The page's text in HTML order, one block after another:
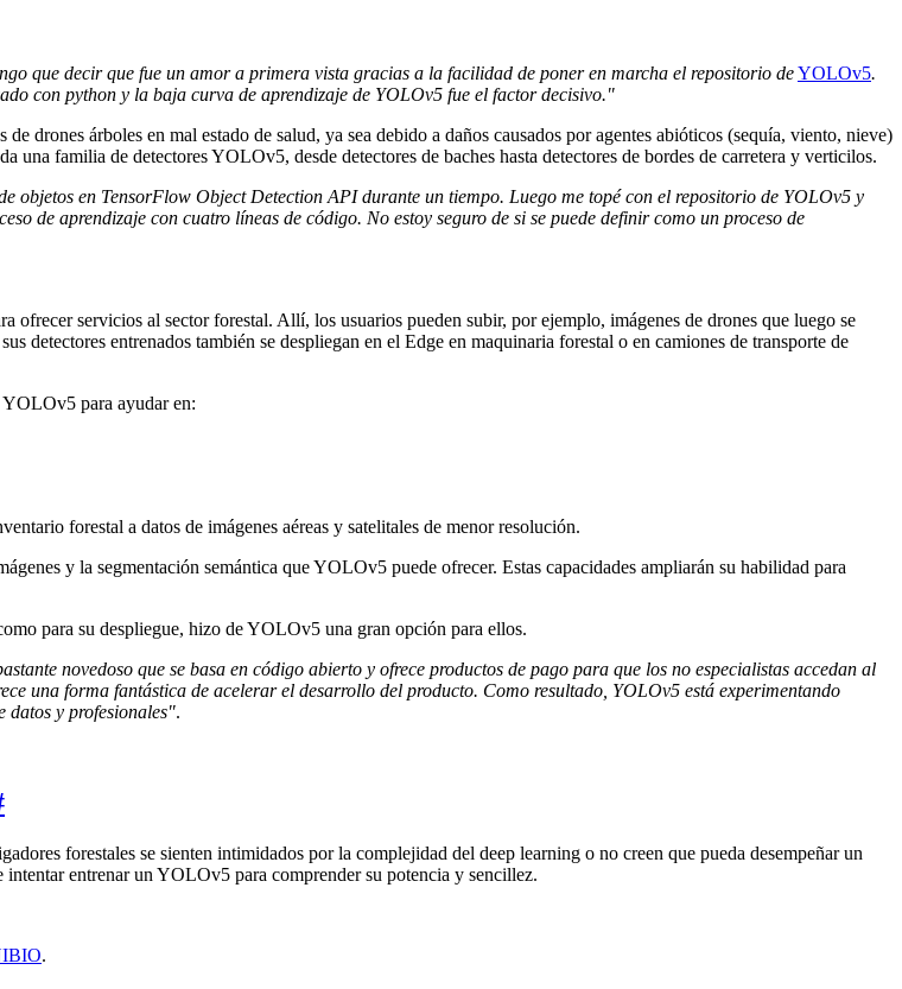
que decir que fue un amor a primera vista gracias a la facilidad de poner en marcha el repositorio deYOLOv5.
con python y la baja curva de aprendizaje de YOLOv5 fue el factor decisivo."
drones árboles en mal estado de salud, ya sea debido a daños causados por agentes abióticos (sequía, viento, nieve)
una familia de detectores YOLOv5, desde detectores de baches hasta detectores de bordes de carretera y verticilos.
objetos en TensorFlow Object Detection API durante un tiempo. Luego me topé con el repositorio de YOLOv5 y
de aprendizaje con cuatro líneas de código. No estoy seguro de si se puede definir como un proceso de
ofrecer servicios al sector forestal. Allí, los usuarios pueden subir, por ejemplo, imágenes de drones que luego se
entrenados también se despliegan en el Edge en maquinaria forestal o en camiones de transporte de
YOLOv5 para ayudar en:
forestal a datos de imágenes aéreas y satelitales de menor resolución.
y la segmentación semántica que YOLOv5 puede ofrecer. Estas capacidades ampliarán su habilidad para
para su despliegue, hizo de YOLOv5 una gran opción para ellos.
novedoso que se basa en código abierto y ofrece productos de pago para que los no especialistas accedan al
una forma fantástica de acelerar el desarrollo del producto. Como resultado, YOLOv5 está experimentando
datos y profesionales".
forestales se sienten intimidados por la complejidad del deep learning o no creen que pueda desempeñar un
entrenar un YOLOv5 para comprender su potencia y sencillez.
.